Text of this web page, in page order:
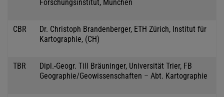
Forschungsinstitut, München
CBR
Dr. Christoph Brandenberger, ETH Zürich, Institut für
Kartographie, (CH)
TBR
Dipl.-Geogr. Till Bräuninger, Universität Trier, FB
Geographie/Geowissenschaften – Abt. Kartographie